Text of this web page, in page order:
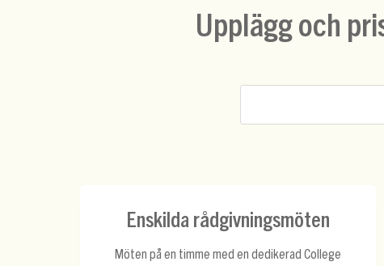
Upplägg och
Enskilda rådgivningsmöten
Möten på en timme med en dedikerad College